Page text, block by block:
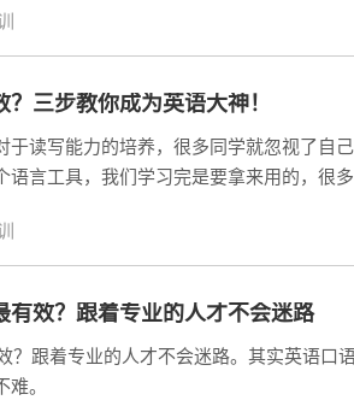
三步教你成为英语大神！
于读写能力的培养，很多同学就忽视了自
语言工具，我们学习完是要拿来用的，很
有效？跟着专业的人才不会迷路
？跟着专业的人才不会迷路。其实英语口
。